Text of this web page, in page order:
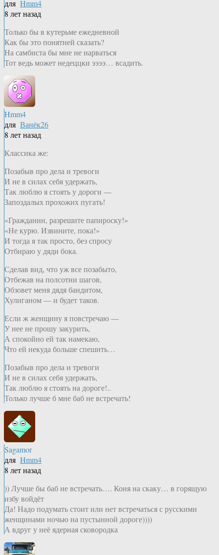
для Hmm4
8 лет назад
Только бы в кутерьме ежедневной
Как бы это понятней сказать?
На самбиста бы мне не нарваться
Тот ведь может недеццки ээээ… всадить.
Hmm4
для Ванёк26
8 лет назад
Классика же:
Позабыв про дела и тревоги
И не в силах себя удержать,
Так люблю я стоять у дороги —
Запоздалых прохожих пугать!
«Гражданин, разрешите папироску!»
«Не курю. Извините, пока!»
И тогда я так просто, без спросу
Отбираю у дяди бока.
Сделав вид, что уж все позабыто,
Отбежав на полсотни шагов,
Обзовет меня дядя бандитом,
Хулиганом — и будет таков.
Если ж женщину я повстречаю —
У нее не прошу закурить,
А спокойно ей так намекаю,
Что ей некуда больше спешить…
Позабыв про дела и тревоги
И не в силах себя удержать,
Так люблю я стоять на дороге!..
Только лучше б мне баб не встречать!
Sagamor
для Hmm4
8 лет назад
)) Лучше бы баб не встречать…. Коня на скаку… в горящую
избу войдёт
Да! Надо подумать стоит или нет встречаться с русскими
женщинами ночью на пустынной дороге))))
А вдруг у неё ядерная сковородка